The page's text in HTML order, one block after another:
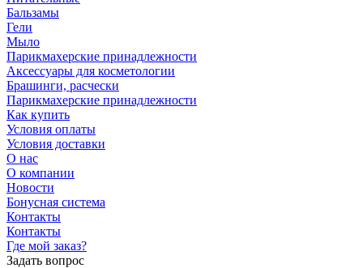
Бальзамы
Гели
Мыло
Парикмахерские принадлежности
Аксессуары для косметологии
Брашинги, расчески
Парикмахерские принадлежности
Как купить
Условия оплаты
Условия доставки
О нас
О компании
Новости
Бонусная система
Контакты
Контакты
Где мой заказ?
Задать вопрос